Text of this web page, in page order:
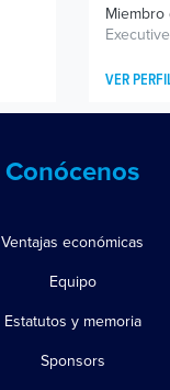
Miembro
VER
Conócenos
Ventajas económicas
Equipo
Estatutos y memoria
Sponsors